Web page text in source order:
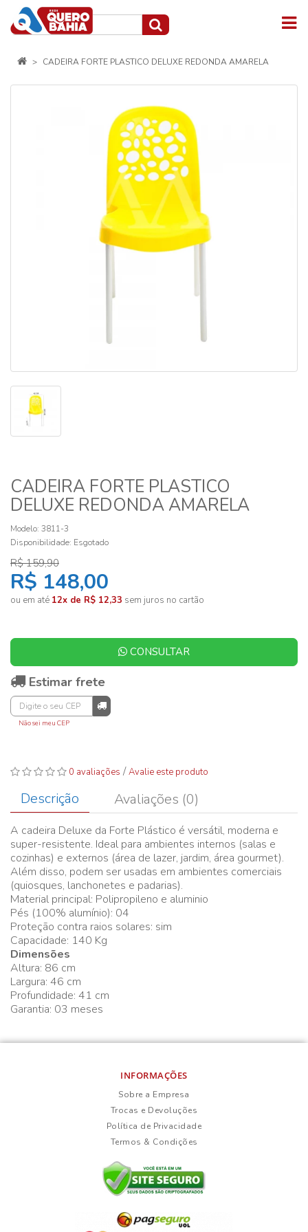
CADEIRA FORTE PLASTICO DELUXE REDONDA AMARELA
CADEIRA FORTE PLASTICO
DELUXE REDONDA AMARELA
Modelo: 3811-3
Disponibilidade: Esgotado
R$ 159,90
R$ 148,00
ou em até 12x de R$ 12,33 sem juros no cartão
CONSULTAR
Estimar frete
Não sei meu CEP
0 avaliações /Avalie este produto
Descrição Avaliações (0)
A cadeira Deluxe da Forte Plástico é versátil, moderna e
super-resistente. Ideal para ambientes internos (salas e
cozinhas) e externos (área de lazer, jardim, área gourmet).
Além disso, podem ser usadas em ambientes comerciais
(quiosques, lanchonetes e padarias).
Material principal: Polipropileno e aluminio
Pés (100% alumínio): 04
Proteção contra raios solares: sim
Capacidade: 140 Kg
Dimensões
Altura: 86 cm
Largura: 46 cm
Profundidade: 41 cm
Garantia: 03 meses
INFORMAÇÕES
Sobre a Empresa
Trocas e Devoluções
Política de Privacidade
Termos & Condições